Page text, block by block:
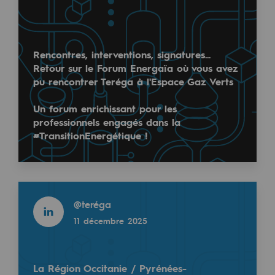
Territorial
Engagements auprès des territoires
Social
Social
Notre investissement dans les
Inclusion
QVCT
Sécurité
PARI 2035, le programme de sécurité
Avec un investissement de 154 M€ pour un
Tout savoir sur l'année 2024 de Teréga avec le
Read more
@ Teregacontact
Rencontres, interventions, signatures...
Retour sur le Forum Energaïa où vous avez
pu rencontrer Teréga à l'Espace Gaz Verts
Un forum enrichissant pour les
professionnels engagés dans la
#TransitionEnergétique !
@teréga
11 décembre 2025
La Région Occitanie / Pyrénées-